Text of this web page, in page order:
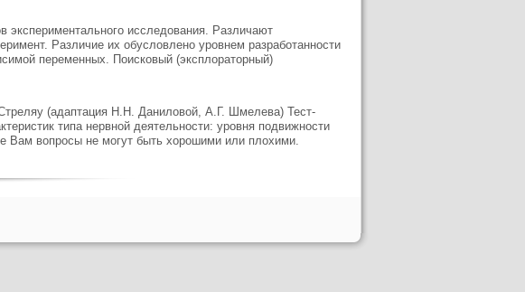
исследования. Различают
Различие их обусловлено уровнем разработанности
переменных. Поисковый (эксплораторный)
(адаптация Н.Н. Даниловой, А.Г. Шмелева) Тест-
типа нервной деятельности: уровня подвижности
Вам вопросы не могут быть хорошими или плохими.